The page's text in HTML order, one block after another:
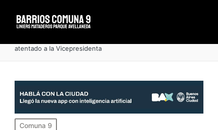
atentado a la Vicepresidenta
Publicado
Comuna 9